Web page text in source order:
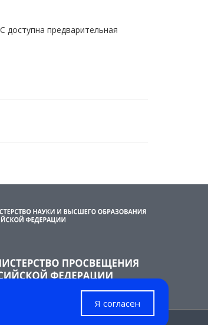
Я согласен
предварительная